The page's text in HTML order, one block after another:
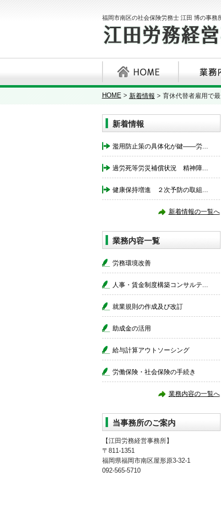
福岡市南区の社会保険労務士 江田 博の事務
HOME> 新着情報 > 育休代替者雇用で
新着情報
濫用防止策の具体化が鍵――労...
過労死等労災補償状況 精神障...
健康保持増進 ２次予防の取組...
新着情報の一覧へ
業務内容一覧
労務環境改善
人事・賃金制度構築コンサルテ...
就業規則の作成及び改訂
助成金の活用
給与計算アウトソーシング
労働保険・社会保険の手続き
業務内容の一覧へ
当事務所のご案内
【江田労務経営事務所】
〒811-1351
福岡県福岡市南区屋形原3-32-1
092-565-5710